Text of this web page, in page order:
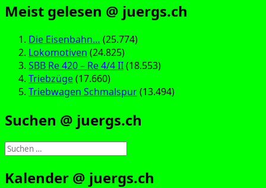
Meist gelesen @ juergs.ch
Die Eisenbahn… (25.774)
Lokomotiven (24.825)
SBB Re 420 – Re 4/4 II(18.553)
Triebzüge(17.660)
Triebwagen Schmalspur(13.494)
Suchen @ juergs.ch
Suchen
nach:
Kalender @ juergs.ch